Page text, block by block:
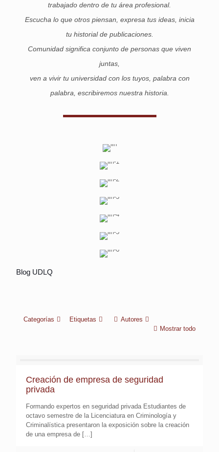
trabajado dentro de tu área profesional.
Escucha lo que otros piensan, expresa tus ideas, inicia
tu historial de publicaciones.
Comunidad significa conjunto de personas que viven
juntas,
ven a vivir tu universidad con los tuyos, palabra con
palabra, escribiremos nuestra historia.
Blog UDLQ
Conferencia “Enlace Fiscal y Comercial
Cautelares
Categorías Etiquetas
Autores
Mostrar todo
Creación de empresa de seguridad
privada
Formando expertos en seguridad privada Estudiantes de
octavo semestre de la Licenciatura en Criminología y
Criminalística presentaron la exposición sobre la creación
de una empresa de […]